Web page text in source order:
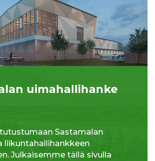
uimahallihanke
Sastamalan
liikuntahallihankkeen
Julkaisemme tällä sivulla